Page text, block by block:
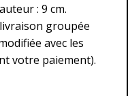
: 9 cm.
groupée
avec les
votre paiement).